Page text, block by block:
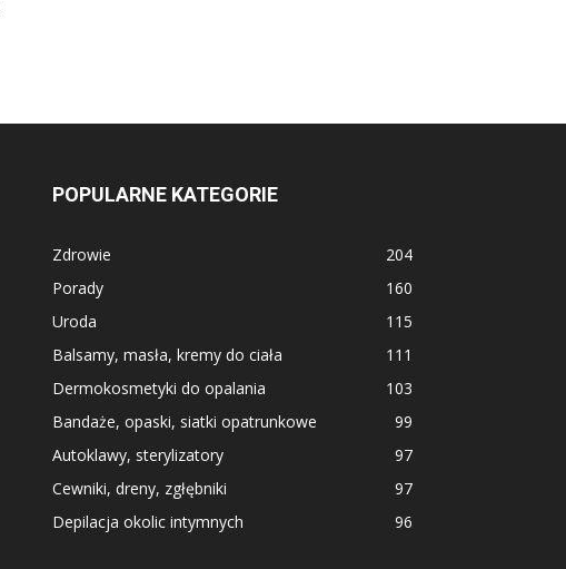
POPULARNE KATEGORIE
Zdrowie
204
Porady
160
Uroda
115
Balsamy, masła, kremy do ciała
111
Dermokosmetyki do opalania
103
Bandaże, opaski, siatki opatrunkowe
99
Autoklawy, sterylizatory
97
Cewniki, dreny, zgłębniki
97
Depilacja okolic intymnych
96